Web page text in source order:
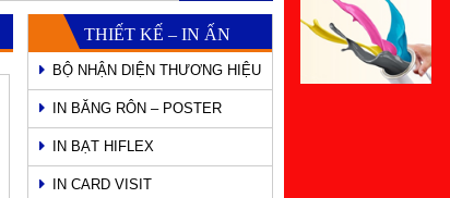
THIẾT KẾ – IN ẤN
BỘ NHẬN DIỆN THƯƠNG HIỆU
IN BĂNG RÔN – POSTER
IN BẠT HIFLEX
IN CARD VISIT